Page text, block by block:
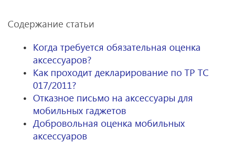
Содержание статьи
Когда требуется обязательная оценка
аксессуаров?
Как проходит декларирование по ТР ТС
017/2011?
Отказное письмо на аксессуары для
мобильных гаджетов
Добровольная оценка мобильных
аксессуаров